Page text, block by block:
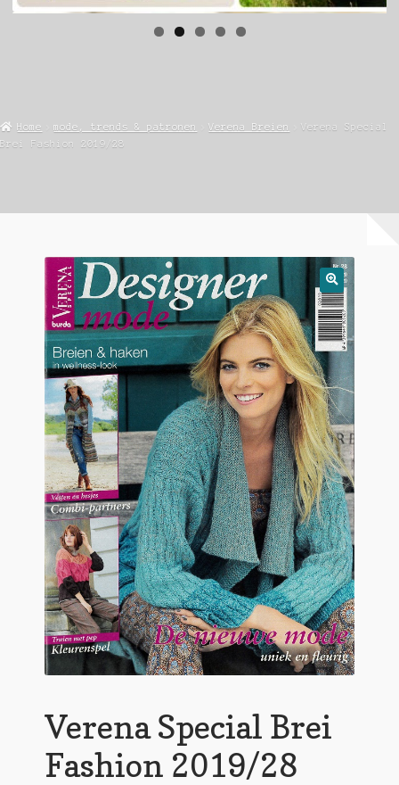
Home mode, trends & patronen Verena Breien
Verena Special
Brei Fashion 2019/28
🔍
Verena Special Brei
Fashion 2019/28